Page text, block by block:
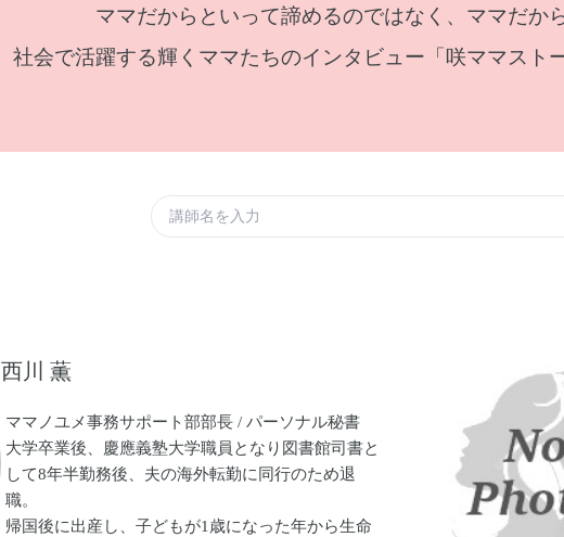
ママだからといって諦めるのではなく、ママだか
社会で活躍する輝くママたちのインタビュー「咲ママスト
西川 薫
ママノユメ事務サポート部部長 / パーソナル秘書
大学卒業後、慶應義塾大学職員となり図書館司書と
して8年半勤務後、夫の海外転勤に同行のため退
職。
帰国後に出産し、子どもが1歳になった年から生命